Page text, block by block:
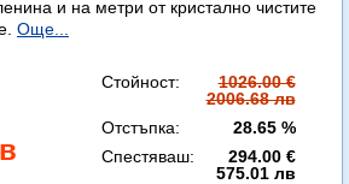
и на метри от кристално чистите
Още...
Стойност:
1026.00 €
2006.68 лв
Отстъпка:
28.65 %
Спестяваш:
294.00 €
575.01 лв